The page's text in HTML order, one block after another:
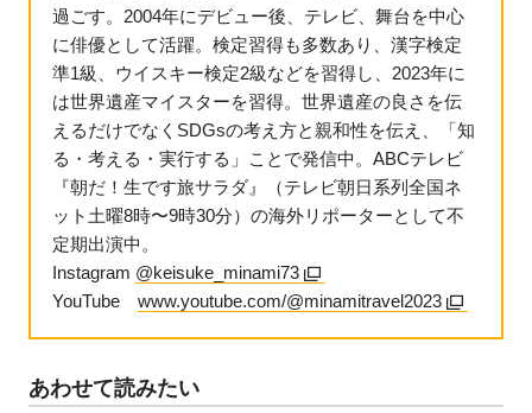
過ごす。2004年にデビュー後、テレビ、舞台を中心
に俳優として活躍。検定習得も多数あり、漢字検定
準1級、ウイスキー検定2級などを習得し、2023年に
は世界遺産マイスターを習得。世界遺産の良さを伝
えるだけでなくSDGsの考え方と親和性を伝え、「知
る・考える・実行する」ことで発信中。ABCテレビ
『朝だ！生です旅サラダ』（テレビ朝日系列全国ネ
ット土曜8時〜9時30分）の海外リポーターとして不
定期出演中。
Instagram @keisuke_minami73
YouTubewww.youtube.com/@minamitravel2023
あわせて読みたい